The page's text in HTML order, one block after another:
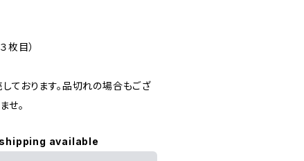
枚目）
ております。品切れの場合もござ
せ。
available